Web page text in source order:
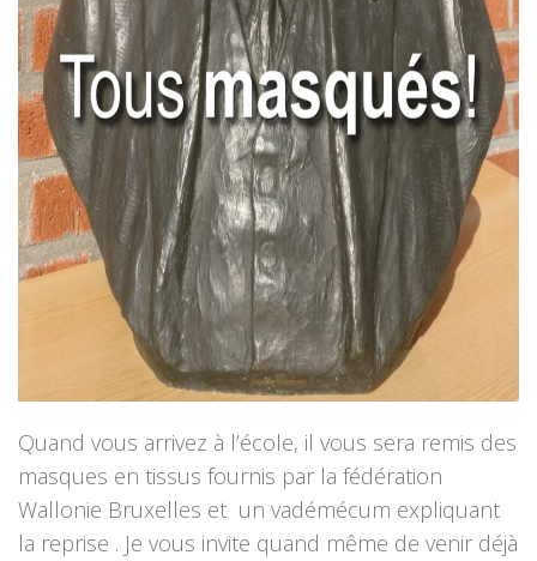
Quand vous arrivez à l’école, il vous sera remis des
masques en tissus fournis par la fédération
Wallonie Bruxelles et un vadémécum expliquant
la reprise . Je vous invite quand même de venir déjà